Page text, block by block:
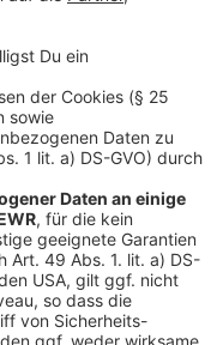
Kanal